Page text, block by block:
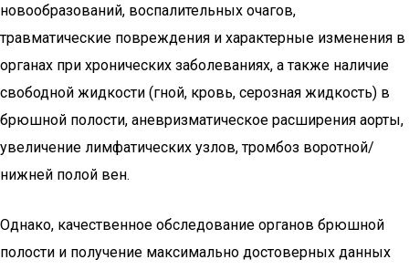
новообразований, воспалительных очагов,
травматические повреждения и характерные изменения в
органах при хронических заболеваниях, а также наличие
свободной жидкости (гной, кровь, серозная жидкость) в
брюшной полости, аневризматическое расширения аорты,
увеличение лимфатических узлов, тромбоз воротной/
нижней полой вен.
Однако, качественное обследование органов брюшной
полости и получение максимально достоверных данных